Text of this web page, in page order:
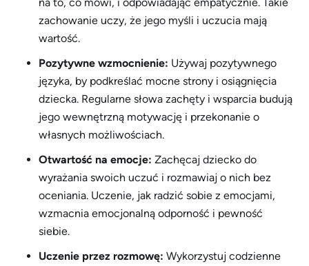
zachowanie uczy, że jego myśli i uczucia mają
wartość.
Pozytywne wzmocnienie: Używaj pozytywnego
języka, by podkreślać mocne strony i osiągnięcia
dziecka. Regularne słowa zachęty i wsparcia budują
jego wewnętrzną motywację i przekonanie o
własnych możliwościach.
Otwartość na emocje: Zachęcaj dziecko do
wyrażania swoich uczuć i rozmawiaj o nich bez
oceniania. Uczenie, jak radzić sobie z emocjami,
wzmacnia emocjonalną odporność i pewność
siebie.
Uczenie przez rozmowę: Wykorzystuj codzienne